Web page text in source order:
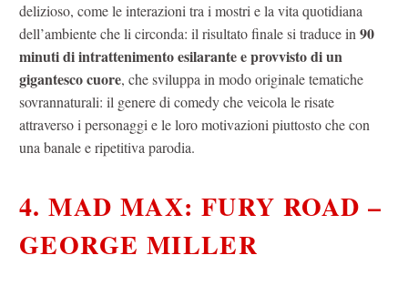
delizioso, come le interazioni tra i mostri e la vita quotidiana
dell’ambiente che li circonda: il risultato finale si traduce in 90
minuti di intrattenimento esilarante e provvisto di un
gigantesco cuore, che sviluppa in modo originale tematiche
sovrannaturali: il genere di comedy che veicola le risate
attraverso i personaggi e le loro motivazioni piuttosto che con
una banale e ripetitiva parodia.
4. MAD MAX: FURY ROAD –
GEORGE MILLER